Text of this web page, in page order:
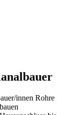
innen Rohre